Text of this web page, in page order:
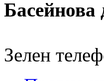
Басейнова
Зелен